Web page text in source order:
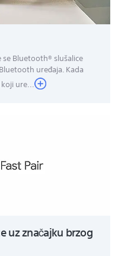
Bluetooth® slušalice
uređaja. Kada
ure...
uz značajku brzog